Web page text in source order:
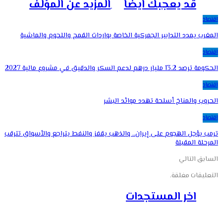
قد يعجبك ايضا المزيد عن المؤلف
اقتصاد
المغرب يمدد التدابير الجمركية الخاصة بواردات القمح واللحوم والماشية
اقتصاد
الحكومة ترصد 13.2 مليار درهم لدعم السكر والدقيق في مشروع مالية 2027
اقتصاد
الحروب والمناخ أسلحة تهدد موائد البشر
اقتصاد
ترمب يؤجل الهجوم على إيران.. والذهب يقفز والنفط يتراجع والأسواق تترقب
المرحلة المقبلة
السابق التالي
التعليقات مغلقة.
اخر المستجدات